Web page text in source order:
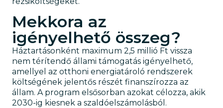
Mekkora az
igényelhető összeg?
Háztartásonként maximum 2,5 millió Ft vissza
nem térítendő állami támogatás igényelhető,
amellyel az otthoni energiatároló rendszerek
költségének jelentős részét finanszírozza az
állam. A program elsősorban azokat célozza, akik
2030-ig kiesnek a szaldóelszámolásból.